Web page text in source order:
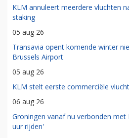
KLM annuleert meerdere vluchten
staking
05 aug 26
Transavia opent komende winter
Brussels Airport
05 aug 26
KLM stelt eerste commerciële
06 aug 26
Groningen vanaf nu verbonden met
uur rijden'